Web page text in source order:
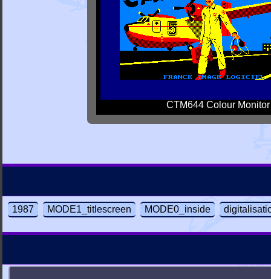
CTM644 Colour Monitor
1987 MODE1_titlescreen MODE0_inside